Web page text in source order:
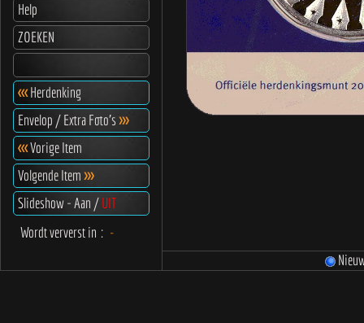
Help
ZOEKEN
<<<Herdenking
Envelop / Extra Foto's>>>
<<<Vorige Item
Volgende Item>>>
Slideshow - Aan /UIT
Wordt ververst in : -